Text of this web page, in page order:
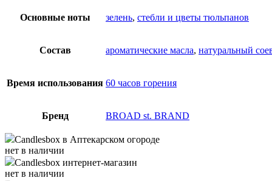
Основные ноты зелень, стебли и цветы тюльпанов
Состав ароматические масла, натуральный
Время использования 60 часов горения
Бренд BROAD st. BRAND
Candlesbox в Аптекарском огороде
нет в наличии
Candlesbox интернет-магазин
нет в наличии